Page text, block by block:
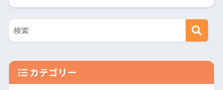
カテゴリー